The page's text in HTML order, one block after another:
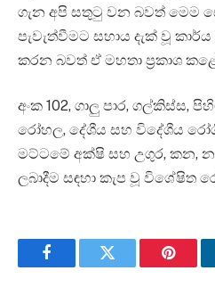
ගැන අපි සතුටු වන බවත් මෙම
පැවැත්වීමට සහාය දැක් වූ
කරන බවත් ඒ මහතා ප්‍රකාශ
අංක 102, ගාලු පාර, ගල්කිස්ස,
රෝහල, දේශීය සහ විදේශීය
මට්ටමේ අක්ෂි සහ උගුර, කන,
ලබාදීම සඳහා කැප වූ විශේෂිත
FacebookTwitter